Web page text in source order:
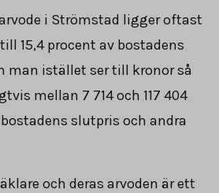
i Strömstad ligger oftast
15,4 procent av bostadens
man istället ser till kronor så
mellan 7 714och 117 404
slutpris och andra
och deras arvoden är ett